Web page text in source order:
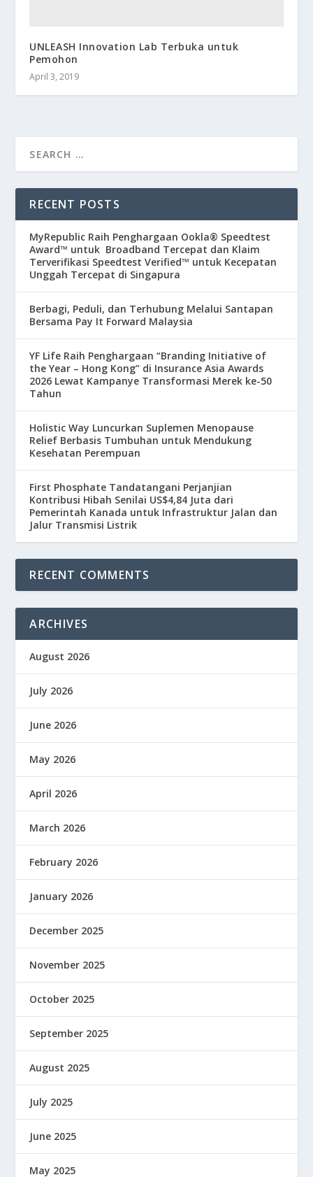
UNLEASH Innovation Lab Terbuka untuk
Pemohon
April 3, 2019
RECENT POSTS
MyRepublic Raih Penghargaan Ookla® Speedtest
Award™ untuk Broadband Tercepat dan Klaim
Terverifikasi Speedtest Verified™ untuk Kecepatan
Unggah Tercepat di Singapura
Berbagi, Peduli, dan Terhubung Melalui Santapan
Bersama Pay It Forward Malaysia
YF Life Raih Penghargaan “Branding Initiative of
the Year – Hong Kong” di Insurance Asia Awards
2026 Lewat Kampanye Transformasi Merek ke-50
Tahun
Holistic Way Luncurkan Suplemen Menopause
Relief Berbasis Tumbuhan untuk Mendukung
Kesehatan Perempuan
First Phosphate Tandatangani Perjanjian
Kontribusi Hibah Senilai US$4,84 Juta dari
Pemerintah Kanada untuk Infrastruktur Jalan dan
Jalur Transmisi Listrik
RECENT COMMENTS
ARCHIVES
August 2026
July 2026
June 2026
May 2026
April 2026
March 2026
February 2026
January 2026
December 2025
November 2025
October 2025
September 2025
August 2025
July 2025
June 2025
May 2025